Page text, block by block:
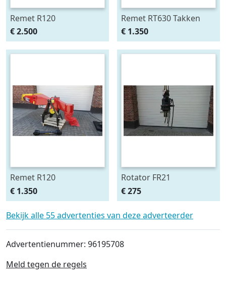
Remet R120
takken/stam knipper en
Remet RT630 Takken
versnipperraar
€ 2.500
Remet RT630 Takken
versnipperraar
€ 1.350
Remet R120
takken/stam knipper
€ 1.350
Rotator FR21
€ 275
Bekijk alle 55 advertenties van deze adverteerder
Advertentienummer: 96195708
Meld tegen de regels